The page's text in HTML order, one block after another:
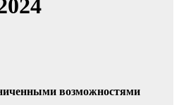
возможностями